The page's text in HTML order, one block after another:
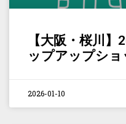
【大阪・桜川
ップアップショ
2026-01-10